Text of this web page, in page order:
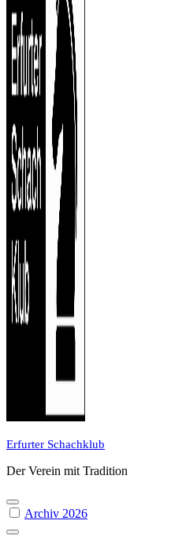
Erfurter Schachklub
Der Verein mit Tradition
Archiv 2026